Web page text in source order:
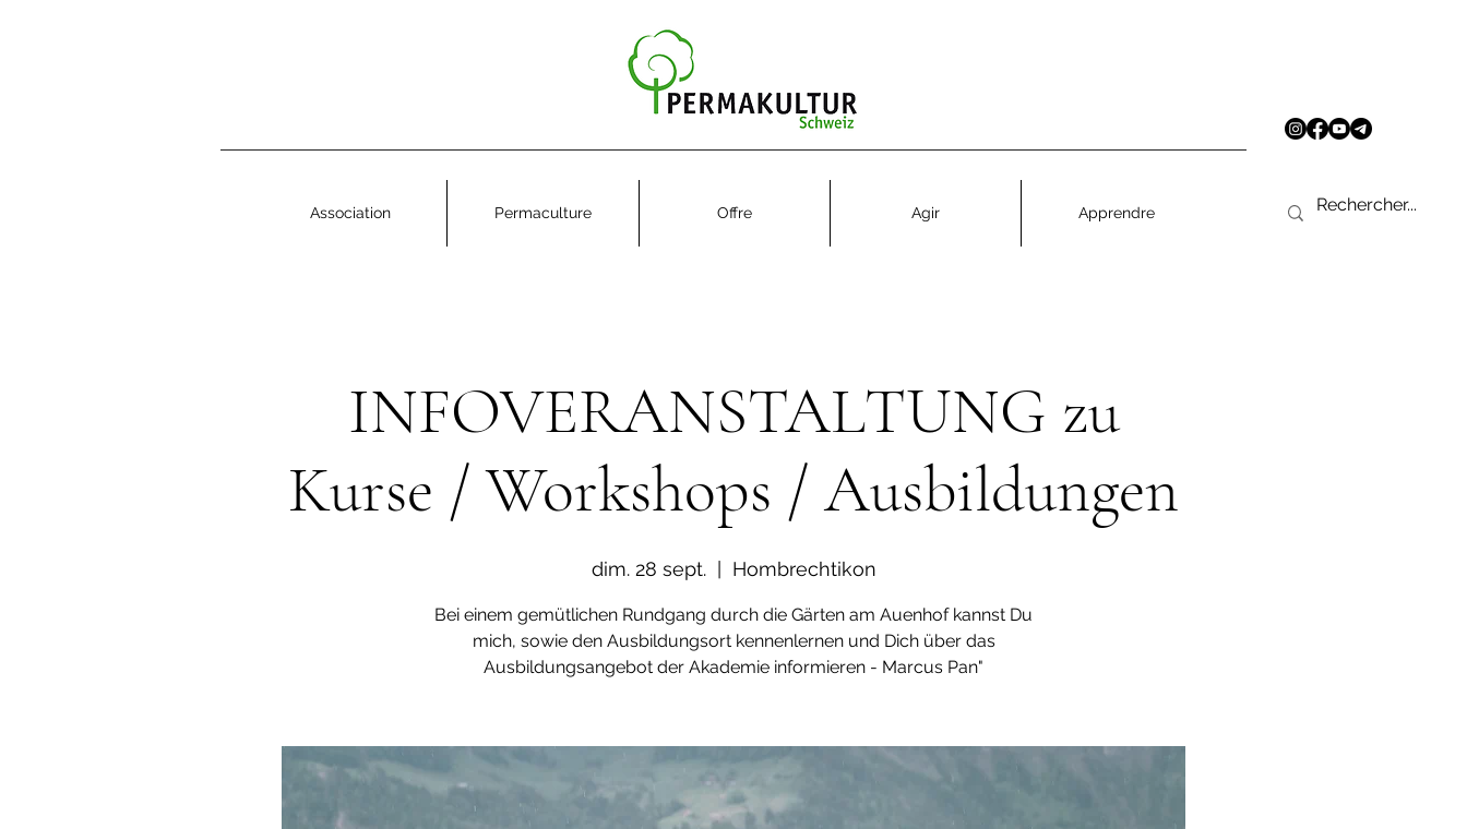
Association Permaculture Offre Agir Apprendre
INFOVERANSTALTUNG zu
Kurse / Workshops / Ausbildungen
dim. 28 sept.
  |
Hombrechtikon
Bei einem gemütlichen Rundgang durch die Gärten am Auenhof kannst Du
mich, sowie den Ausbildungsort kennenlernen und Dich über das
Ausbildungsangebot der Akademie informieren - Marcus Pan"